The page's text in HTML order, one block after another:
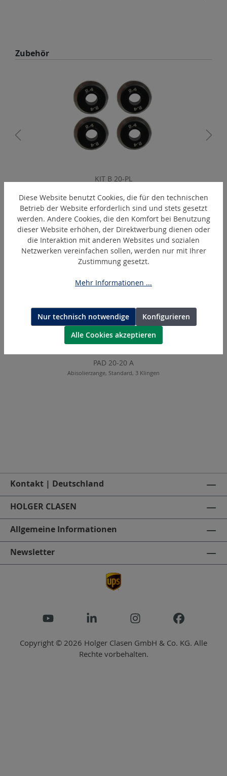
Produktgalerie überspringen
Zubehör
KIT B 20-PL
Produktgalerie überspringen
Ähnliche Artikel
PAD 20-20 A
Abisolierzange, Standard, 3 Klingen
Kontakt | Deutschland
HOLGER CLASEN
Allgemeine Informationen
Newsletter
Copyright © 2026 Holger Clasen GmbH & Co. KG. Alle
Rechte vorbehalten.
Diese Website benutzt Cookies, die für den technischen
Betrieb der Website erforderlich sind und stets gesetzt
werden. Andere Cookies, die den Komfort bei Benutzung
dieser Website erhöhen, der Direktwerbung dienen oder
die Interaktion mit anderen Websites und sozialen
Netzwerken vereinfachen sollen, werden nur mit Ihrer
Zustimmung gesetzt.
Mehr Informationen ...
Nur technisch notwendige
Konfigurieren
Alle Cookies akzeptieren